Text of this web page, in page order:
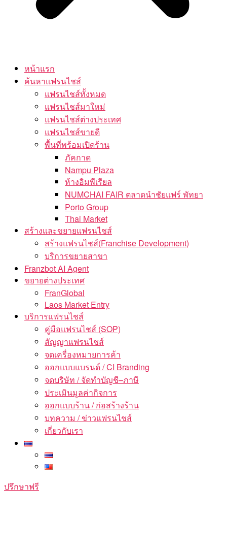
หน้าแรก
ค้นหาแฟรนไชส์
แฟรนไชส์ทั้งหมด
แฟรนไชส์มาใหม่
แฟรนไชส์ต่างประเทศ
แฟรนไชส์ขายดี
พื้นที่พร้อมเปิดร้าน
ภัคกาด
Nampu Plaza
ห้างอิมพีเรียล
NUMCHAI FAIR ตลาดนำชัยแฟร์ พัทยา
Porto Group
Thai Market
สร้างและขยายแฟรนไชส์
สร้างแฟรนไชส์(Franchise Development)
บริการขยายสาขา
Franzbot AI Agent
ขยายต่างประเทศ
FranGlobal
Laos Market Entry
บริการแฟรนไชส์
คู่มือแฟรนไชส์ (SOP)
สัญญาแฟรนไชส์
จดเครื่องหมายการค้า
ออกแบบแบรนด์ / CI Branding
จดบริษัท / จัดทำบัญชี–ภาษี
ประเมินมูลค่ากิจการ
ออกแบบร้าน / ก่อสร้างร้าน
บทความ / ข่าวแฟรนไชส์
เกี่ยวกับเรา
ปรึกษาฟรี